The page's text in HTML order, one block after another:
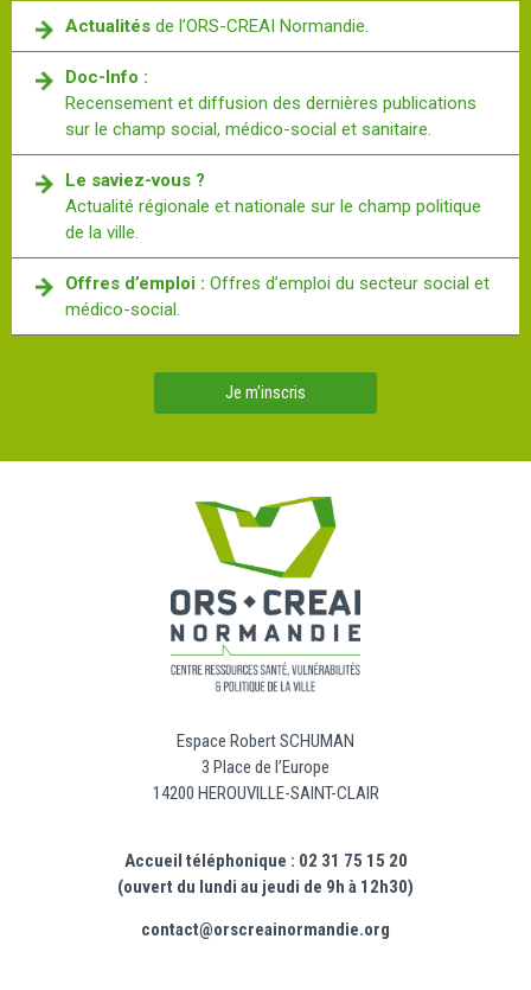
Actualités de l’ORS-CREAI Normandie.
Doc-Info :
Recensement et diffusion des dernières publications
sur le champ social, médico-social et sanitaire.
Le saviez-vous ?
Actualité régionale et nationale sur le champ politique
de la ville.
Offres d’emploi : Offres d’emploi du secteur social et
médico-social.
Je m'inscris
Espace Robert SCHUMAN
3 Place de l’Europe
14200 HEROUVILLE-SAINT-CLAIR
Accueil téléphonique : 02 31 75 15 20
(ouvert du lundi au jeudi de 9h à 12h30)
contact@orscreainormandie.org